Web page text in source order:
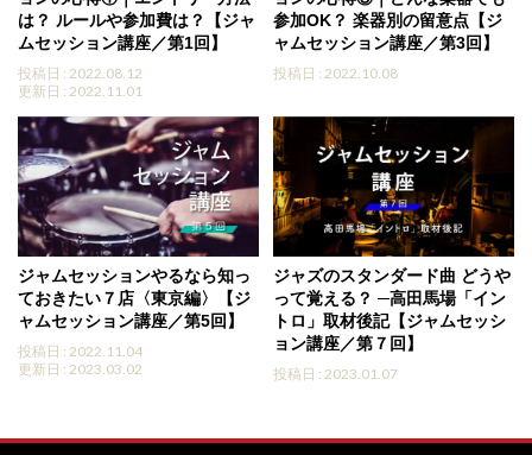
は？ ルールや参加費は？【ジャ
ムセッション講座／第1回】
投稿日 : 2022.08.12
更新日 : 2022.11.01
参加OK？ 楽器別の留意点【ジ
ャムセッション講座／第3回】
投稿日 : 2022.10.08
ジャムセッションやるなら知っ
ておきたい７店〈東京編〉【ジ
ャムセッション講座／第5回】
投稿日 : 2022.11.04
更新日 : 2023.03.02
ジャズのスタンダード曲 どうや
って覚える？ ─高田馬場「イン
トロ」取材後記【ジャムセッシ
ョン講座／第７回】
投稿日 : 2023.01.07